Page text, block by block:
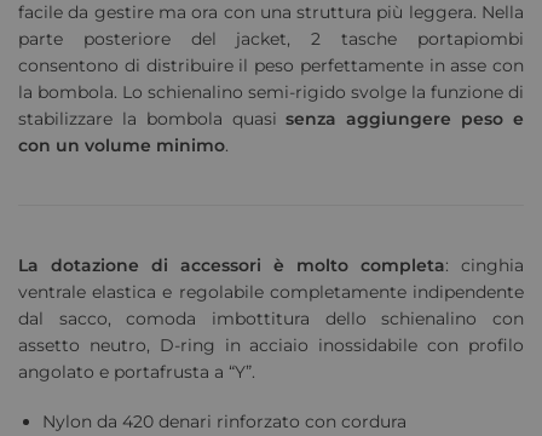
facile da gestire ma ora con una struttura più leggera. Nella
parte posteriore del jacket, 2 tasche portapiombi
consentono di distribuire il peso perfettamente in asse con
la bombola. Lo schienalino semi-rigido svolge la funzione di
stabilizzare la bombola quasisenza aggiungere peso e
con un volume minimo.
La dotazione di accessori è molto completa: cinghia
ventrale elastica e regolabile completamente indipendente
dal sacco, comoda imbottitura dello schienalino con
assetto neutro, D-ring in acciaio inossidabile con profilo
angolato e portafrusta a “Y”.
Nylon da 420 denari rinforzato con cordura